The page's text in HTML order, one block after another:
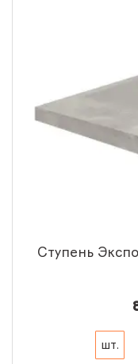
Ступень
шт.